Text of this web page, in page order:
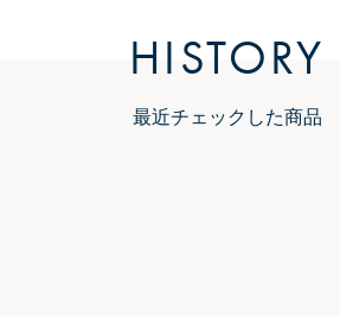
HISTORY
最近チェックした商品